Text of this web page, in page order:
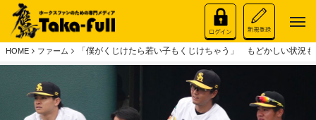
HOME ファーム 「僕がくじけたら若い子もくじけちゃう」 もどかしい状況